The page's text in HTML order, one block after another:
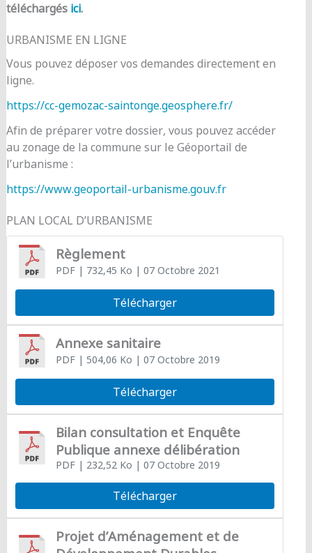
téléchargés ici.
URBANISME EN LIGNE
Vous pouvez déposer vos demandes directement en
ligne.
https://cc-gemozac-saintonge.geosphere.fr/
Afin de préparer votre dossier, vous pouvez accéder
au zonage de la commune sur le Géoportail de
l’urbanisme :
https://www.geoportail-urbanisme.gouv.fr
PLAN LOCAL D’URBANISME
Règlement
PDF| 732,45 Ko | 07 Octobre 2021
Télécharger
Annexe sanitaire
PDF| 504,06 Ko | 07 Octobre 2019
Télécharger
Bilan consultation et Enquête
Publique annexe délibération
PDF| 232,52 Ko | 07 Octobre 2019
Télécharger
Projet d’Aménagement et de